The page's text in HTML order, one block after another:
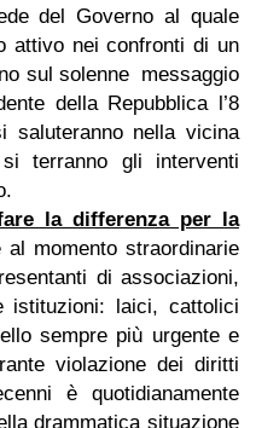
del Governo al quale
attivo nei confronti di un
sul solenne messaggio
della Repubblica l’8
saluteranno nella vicina
terranno gli interventi
la differenzaper la
al momento straordinarie
di associazioni,
istituzioni: laici, cattolici
sempre più urgente e
violazione dei diritti
è quotidianamente
drammatica situazione